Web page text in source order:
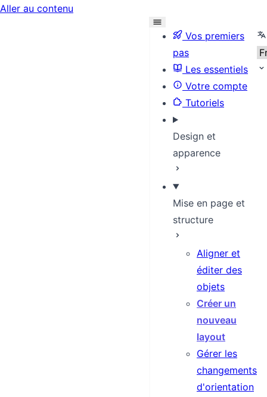
Aller au contenu
Vos premiers
pas
Les essentiels
Votre compte
Tutoriels
Design et
apparence
Mise en page et
structure
Aligner et
éditer des
objets
Créer un
nouveau
layout
Gérer les
changements
d'orientation